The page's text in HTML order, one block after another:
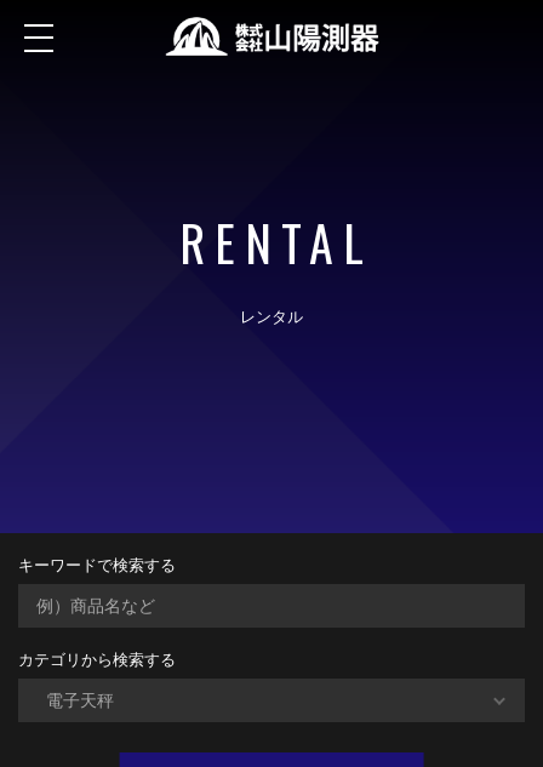
RENTAL
レンタル
キーワードで検索する
カテゴリから検索する